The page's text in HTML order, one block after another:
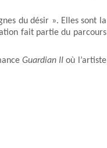
du désir ». Elles sont la
fait partie du parcours
Guardian IIoù l’artiste